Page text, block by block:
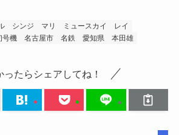
シンジ マリ ミュースカイ
レイ
号機 名古屋市 名鉄 愛知県 本田雄
ったらシェアしてね！